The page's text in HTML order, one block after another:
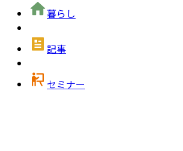
暮らし
記事
セミナー